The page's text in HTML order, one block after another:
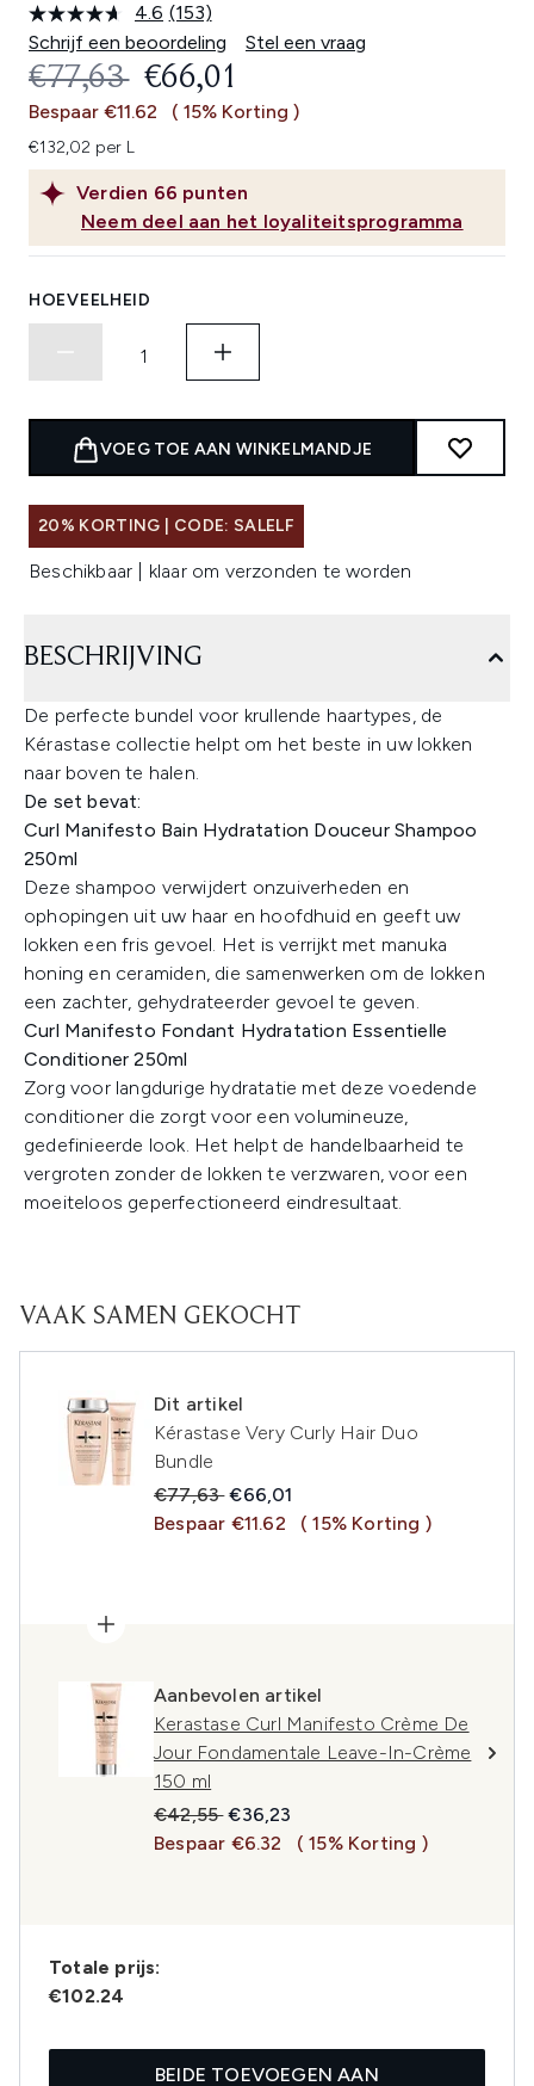
4.6 Lees
153
beoordelingen.
Dezelfde
paginalink.
(153)
Schrijf een beoordeling
Stel een vraag
Verdien 66 punten
Neem deel aan het loyaliteitsprogramma
RECOMMENDED RETAIL PRICE:
€77,63 HUIDIGE PRIJS:
€66,01
Bespaar €11.62 ( 15% Korting )
€132,02 per L
HOEVEELHEID
VOEG TOE AAN WINKELMANDJE
20% KORTING | CODE: SALELF
Beschikbaar | klaar om verzonden te worden
BESCHRIJVING
De perfecte bundel voor krullende haartypes, de
Kérastase collectie helpt om het beste in uw lokken
naar boven te halen.
De set bevat:
Curl Manifesto Bain Hydratation Douceur Shampoo
250ml
Deze shampoo verwijdert onzuiverheden en
ophopingen uit uw haar en hoofdhuid en geeft uw
lokken een fris gevoel. Het is verrijkt met manuka
honing en ceramiden, die samenwerken om de lokken
een zachter, gehydrateerder gevoel te geven.
Curl Manifesto Fondant Hydratation Essentielle
Conditioner 250ml
Zorg voor langdurige hydratatie met deze voedende
conditioner die zorgt voor een volumineuze,
gedefinieerde look. Het helpt de handelbaarheid te
vergroten zonder de lokken te verzwaren, voor een
moeiteloos geperfectioneerd eindresultaat.
VAAK SAMEN GEKOCHT
Dit artikel
Kérastase Very Curly Hair Duo
Bundle
Recommended Retail Price:
€77,63Huidige prijs:
€66,01
Bespaar €11.62
( 15% Korting )
Aanbevolen artikel
Kerastase Curl Manifesto Crème De
Jour Fondamentale Leave-In-Crème
150 ml
Recommended Retail Price:
€42,55Huidige prijs:
€36,23
Bespaar €6.32
( 15% Korting )
Totale prijs:
€102.24
BEIDE TOEVOEGEN AAN